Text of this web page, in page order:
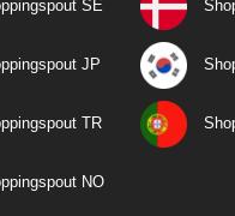
SE
JP
TR
NO